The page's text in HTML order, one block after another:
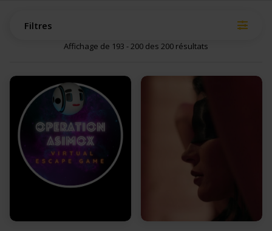
Filtres
Affichage de 193 - 200 des 200 résultats